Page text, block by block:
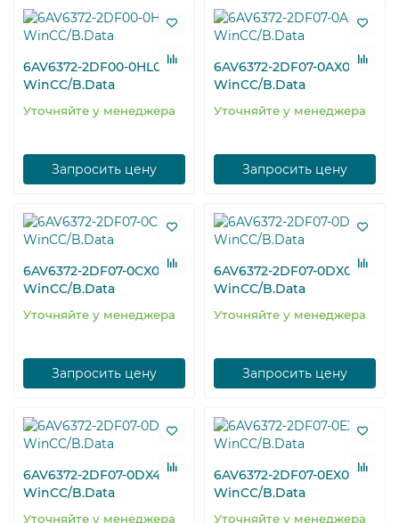
6AV6372-2DF00-0HL0
WinCC/B.Data
Уточняйте у менеджера
Запросить цену
6AV6372-2DF07-0AX0
WinCC/B.Data
Уточняйте у менеджера
Запросить цену
6AV6372-2DF07-0CX0
WinCC/B.Data
Уточняйте у менеджера
Запросить цену
6AV6372-2DF07-0DX0
WinCC/B.Data
Уточняйте у менеджера
Запросить цену
6AV6372-2DF07-0DX4
WinCC/B.Data
Уточняйте у менеджера
6AV6372-2DF07-0EX0
WinCC/B.Data
Уточняйте у менеджера